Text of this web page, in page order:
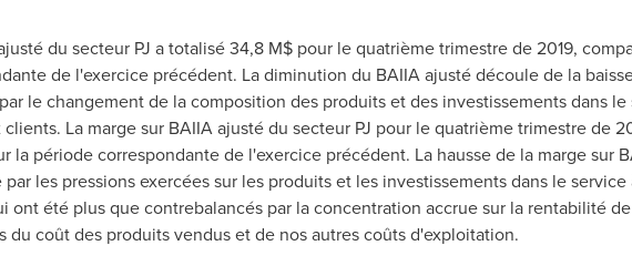
du secteur PJ a totalisé 34,8 M$ pour le quatrième trimestre de 2019,
de l'exercice précédent. La diminution du BAIIA ajusté découle de la
le changement de la composition des produits et des investissements dans
La marge sur BAIIA ajusté du secteur PJ pour le quatrième trimestre de
la période correspondante de l'exercice précédent. La hausse de la marge sur
par les pressions exercées sur les produits et les investissements dans le
ont été plus que contrebalancés par la concentration accrue sur la rentabilité
du coût des produits vendus et de nos autres coûts d'exploitation.